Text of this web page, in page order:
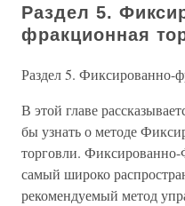
Раздел 5.
фракционная
Раздел 5. Фиксированно-
В этой главе
бы узнать о методе
торговли.
самый широко
рекомендуемый метод